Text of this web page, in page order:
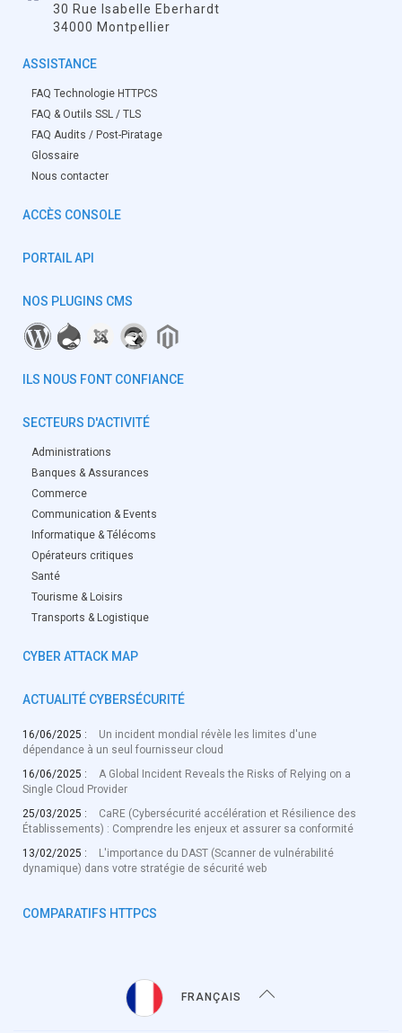
30 Rue Isabelle Eberhardt
34000 Montpellier
ASSISTANCE
FAQ Technologie HTTPCS
FAQ & Outils SSL / TLS
FAQ Audits / Post-Piratage
Glossaire
Nous contacter
ACCÈS CONSOLE
PORTAIL API
NOS PLUGINS CMS
ILS NOUS FONT CONFIANCE
SECTEURS D'ACTIVITÉ
Administrations
Banques & Assurances
Commerce
Communication & Events
Informatique & Télécoms
Opérateurs critiques
Santé
Tourisme & Loisirs
Transports & Logistique
CYBER ATTACK MAP
ACTUALITÉ CYBERSÉCURITÉ
16/06/2025 :
Un incident mondial révèle les limites d'une
dépendance à un seul fournisseur cloud
16/06/2025 :
A Global Incident Reveals the Risks of Relying on a
Single Cloud Provider
25/03/2025 :
CaRE (Cybersécurité accélération et Résilience des
Établissements) : Comprendre les enjeux et assurer sa conformité
13/02/2025 :
L'importance du DAST (Scanner de vulnérabilité
dynamique) dans votre stratégie de sécurité web
COMPARATIFS HTTPCS
FRANÇAIS